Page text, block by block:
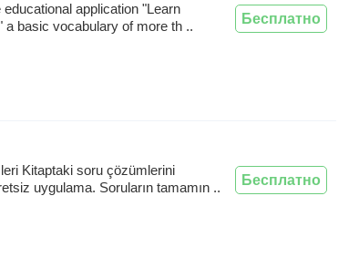
application "Learn
a basic vocabulary of more th ..
Бесплатно
Kitaptaki soru çözümlerini
uygulama. Soruların tamamın ..
Бесплатно